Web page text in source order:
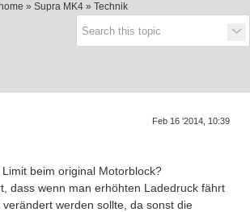
» Supra MK4 » Technik
Feb 16 '2014, 10:39
beim original Motorblock?
dass wenn man erhöhten Ladedruck fährt
werden sollte, da sonst die